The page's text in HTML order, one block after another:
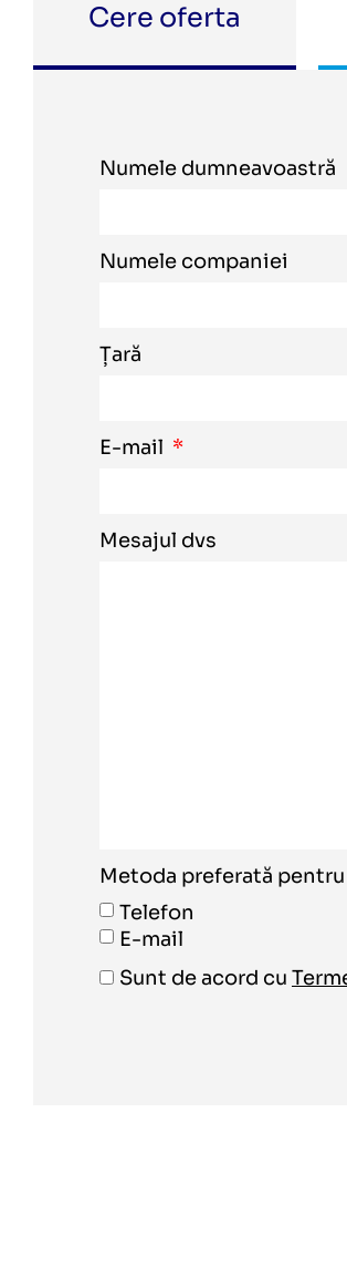
Cere oferta
Numele dumneavoastră
Numele companiei
Țară
E-mail
Mesajul dvs
Metoda preferată
Telefon
E-mail
Sunt de acord cu